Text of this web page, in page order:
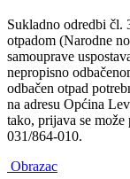
Sukladno odredbi čl.
otpadom (Narodne
samouprave
nepropisno
odbačen otpad
na adresu Općina
tako, prijava se
031/864-010.
Obrazac